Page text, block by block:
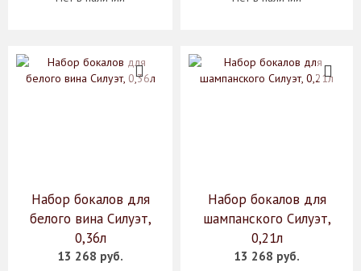
Набор бокалов для
белого вина Силуэт,
0,36л
13 268 руб.
Набор бокалов для
шампанского Силуэт,
0,21л
13 268 руб.